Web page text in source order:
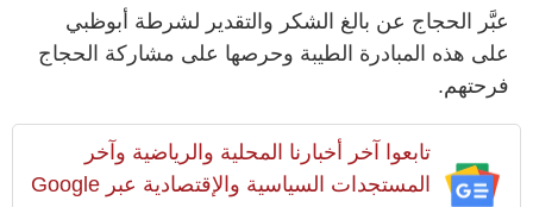
عبَّر الحجاج عن بالغ الشكر والتقدير لشرطة أبوظبي
على هذه المبادرة الطيبة وحرصها على مشاركة الحجاج
فرحتهم.
تابعوا آخر أخبارنا المحلية والرياضية وآخر
المستجدات السياسية والإقتصادية عبر Google